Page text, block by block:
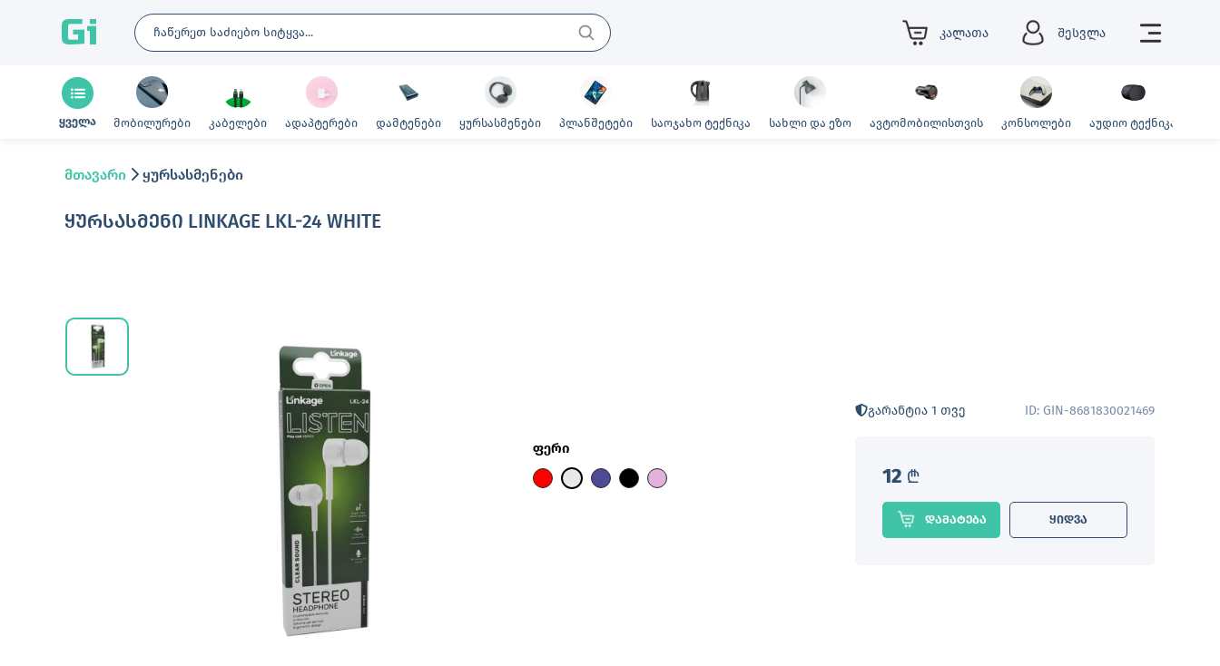
Gi კალათა შესვლა
ყველა მობილურები კაბელები ადაპტერები დამტენები ყურსასმენები პლანშეტები საოჯახო ტექნიკა სახლი და ეზო ავტომობილისთვის კონსოლები აუდიო ტექნიკა
მთავარი ყურსასმენები
ᲧᲣᲠᲡᲐᲡᲛᲔᲜᲘ LINKAGE LKL-24 WHITE
ფერი
გარანტია 1 თვე ID: GIN-8681830021469
12 L
დამატება ყიდვა